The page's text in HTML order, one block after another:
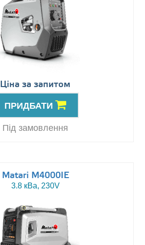
Ціна за запитом
ПРИДБАТИ
Під замовлення
Matari M4000IE
3.8 кВа, 230V